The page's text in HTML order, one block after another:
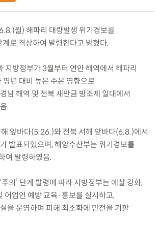
월) 해파리 대량발생 위기경보를
계로 격상하여 발령한다고 밝혔다.
지방정부가 3월부터 연안 해역에서 해파리
평년 대비 높은 수온 영향으로
남 해역 및 전북 새만금 방조제 일대에서
.
앞바다(5.26.)와 전북 서해 앞바다(6.8.)에서
발표되었으며, 해양수산부는 위기경보를
여 발령하였음.
의’ 단계 발령에 따라 지방정부는 예찰 강화,
어업인 예방 교육·홍보를 실시하고,
을 운영하며 피해 최소화에 만전을 기할